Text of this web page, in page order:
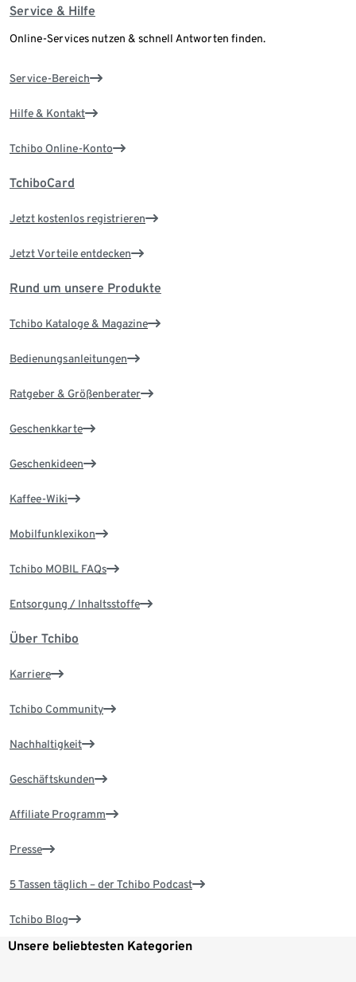
Service & Hilfe
Online-Services nutzen & schnell Antworten finden.
Service-Bereich
Hilfe & Kontakt
Tchibo Online-Konto
TchiboCard
Jetzt kostenlos registrieren
Jetzt Vorteile entdecken
Rund um unsere Produkte
Tchibo Kataloge & Magazine
Bedienungsanleitungen
Ratgeber & Größenberater
Geschenkkarte
Geschenkideen
Kaffee-Wiki
Mobilfunklexikon
Tchibo MOBIL FAQs
Entsorgung / Inhaltsstoffe
Über Tchibo
Karriere
Tchibo Community
Nachhaltigkeit
Geschäftskunden
Affiliate Programm
Presse
5 Tassen täglich – der Tchibo Podcast
Tchibo Blog
Unsere beliebtesten Kategorien